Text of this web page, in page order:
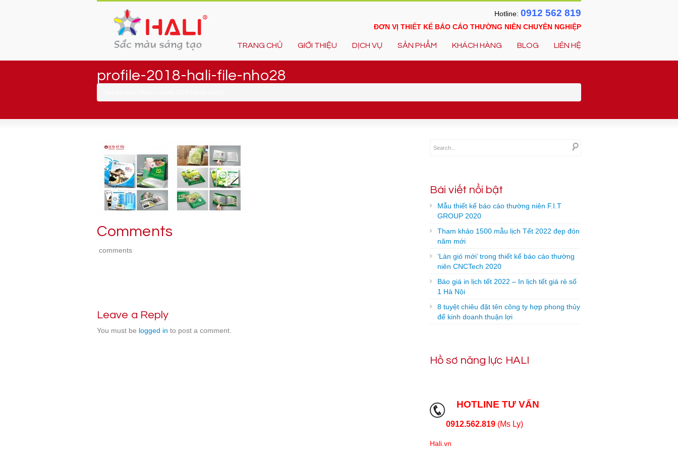
Hotline: 0912 562 819
ĐƠN VỊ THIẾT KẾ BÁO CÁO THƯỜNG NIÊN CHUYÊN NGHIỆP
TRANG CHỦ GIỚI THIỆU DỊCH VỤ SẢN PHẨM KHÁCH HÀNG BLOG LIÊN HỆ
profile-2018-hali-file-nho28
Comments
comments
Leave a Reply
You must be logged in to post a comment.
Bài viết nổi bật
Mẫu thiết kế báo cáo thường niên F.I.T
GROUP 2020
Tham khảo 1500 mẫu lịch Tết 2022 đẹp đón
năm mới
‘Làn gió mới’ trong thiết kế báo cáo thường
niên CNCTech 2020
Báo giá in lịch tết 2022 – In lịch tết giá rẻ số
1 Hà Nội
8 tuyệt chiêu đặt tên công ty hợp phong thủy
để kinh doanh thuận lợi
Hồ sơ năng lực HALI
HOTLINE TƯ VẤN
0912.562.819 (Ms Ly)
Hali.vn